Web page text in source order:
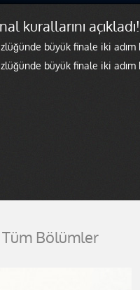
kurallarını açıkladı!
büyük finale iki adım
büyük finale iki adım
Tüm Bölümler